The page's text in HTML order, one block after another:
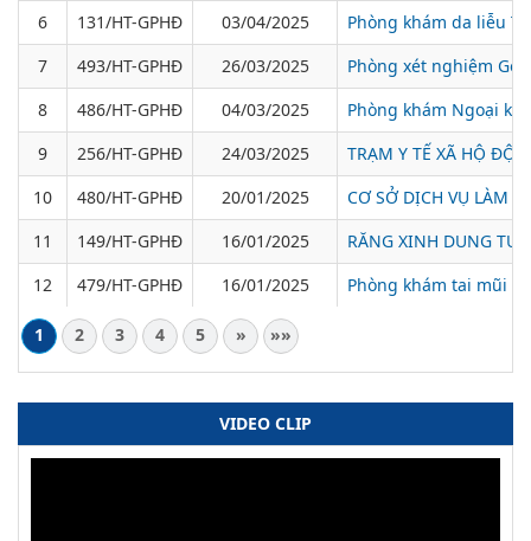
6 131/HT-GPHĐ 03/04/2025
Phòng khám da liễu
7
493/HT-GPHÐ 26/03/2025
Phòng xét nghiệm
8
486/HT-GPHĐ 04/03/2025
Phòng khám Ngoại
9
256/HT-GPHĐ 24/03/2025
TRẠM Y TẾ XÃ HỘ ĐỘ
10
480/HT-GPHĐ 20/01/2025
CƠ SỞ DỊCH VỤ LÀM
11
149/HT-GPHĐ 16/01/2025
RĂNG XINH DUNG
12
479/HT-GPHĐ 16/01/2025 Phòng khám tai mũi
1 2 3 4 5 » »»
VIDEO CLIP